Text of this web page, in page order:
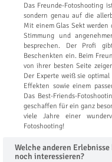
Das Freunde-Fotoshooting
sondern genau auf die
Mit einem Glas Sekt
Stimmung und
besprechen. Der Profi
Beschenkten ein. Beim
von ihrer besten Seite
Der Experte weiß sie
Effekten sowie einem
Das Best-Friends-
geschaffen für ein ganz
viele Jahre einer
Fotoshooting!
Welche anderen
noch interessieren?